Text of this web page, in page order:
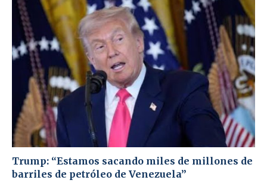
Trump: “Estamos sacando miles de millones de
barriles de petróleo de Venezuela”